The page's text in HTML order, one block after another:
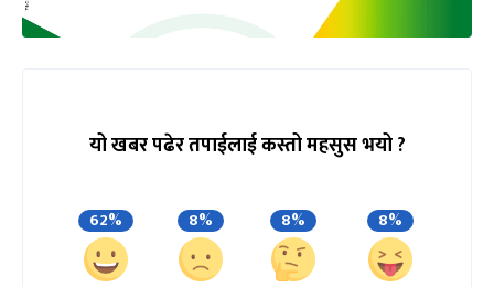
यो खबर पढेर तपाईलाई कस्तो महसुस भयो ?
62% 8% 8% 8%